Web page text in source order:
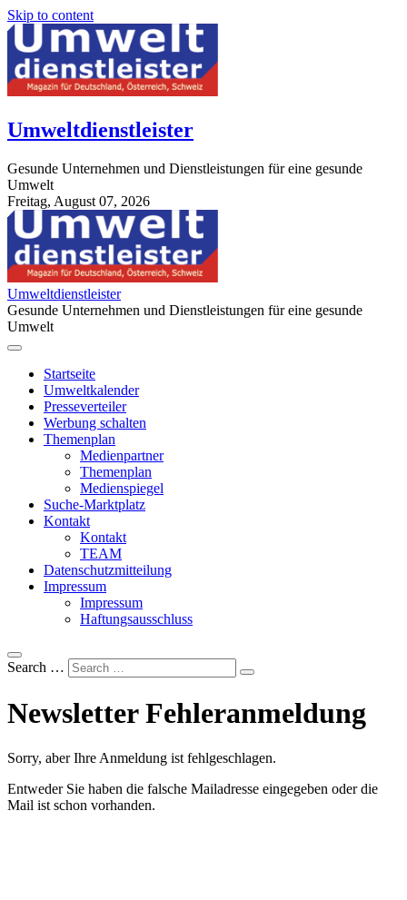
Skip to content
Umweltdienstleister
Gesunde Unternehmen und Dienstleistungen für eine gesunde
Umwelt
Freitag, August 07, 2026
StuttgartApotheke.com
Umweltdienstleister
Gesunde Unternehmen und Dienstleistungen für eine gesunde
Umwelt
Startseite
Umweltkalender
Presseverteiler
Werbung schalten
Themenplan
Medienpartner
Themenplan
Medienspiegel
Suche-Marktplatz
Kontakt
Kontakt
TEAM
Datenschutzmitteilung
Impressum
Impressum
Haftungsausschluss
Search …
Newsletter Fehleranmeldung
Sorry, aber Ihre Anmeldung ist fehlgeschlagen.
Entweder Sie haben die falsche Mailadresse eingegeben oder die
Mail ist schon vorhanden.